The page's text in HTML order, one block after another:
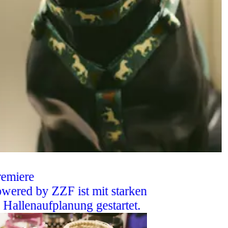
by ZZF ist mit starken
gestartet.